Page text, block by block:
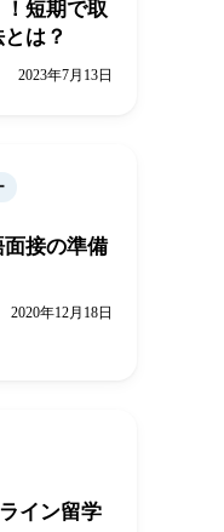
短期で取
は？
2023年7月13日
接の準備
2020年12月18日
イン留学